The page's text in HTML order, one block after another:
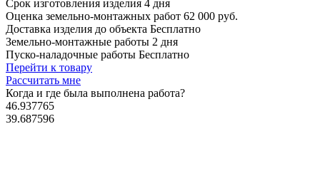
Срок изготовления изделия 4 дня
Оценка земельно-монтажных работ 62 000 руб.
Доставка изделия до объекта Бесплатно
Земельно-монтажные работы 2 дня
Пуско-наладочные работы Бесплатно
Перейти к товару
Рассчитать мне
Когда и где была выполнена работа?
46.937765
39.687596